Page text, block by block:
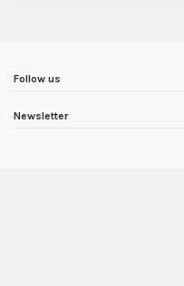
Follow us
Newsletter